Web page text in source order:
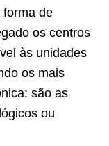
forma de
os centros
às unidades
os mais
são as
ou